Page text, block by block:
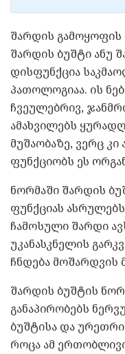
შარდის
შარდის ბუშტი ანუ
დისფუნქცია
პათოლოგიაა. ის
ჩვეულებრივ,
ამახვილებს
მუშაობაზე, ვერც
ფუნქციობს ეს
ნორმაში შარდის
ფუნქციას
ჩამოსული შარდი
უკანასკნელის
ჩნდება მოშარდვის
შარდის ბუშტის
განაპირობებს
ბუშტისა და
როცა ამ